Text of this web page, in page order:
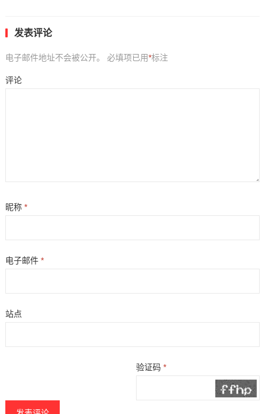
发表评论
电子邮件地址不会被公开。 必填项已用*标注
评论
昵称 *
电子邮件 *
站点
验证码*